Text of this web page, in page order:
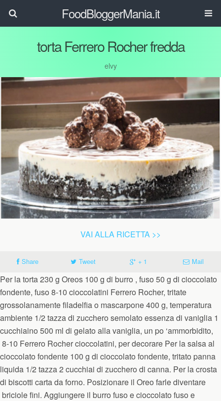
FoodBloggerMania.it
torta Ferrero Rocher fredda
elvy
VAI ALLA RICETTA >>
Share Tweet + 1 Mail
Per la torta 230 g Oreos 100 g di burro , fuso 50 g di cioccolato
fondente, fuso 8-10 cioccolatini Ferrero Rocher, tritate
grossolanamente filadelfia o mascarpone 400 g, temperatura
ambiente 1/2 tazza di zucchero semolato essenza di vaniglia 1
cucchiaino 500 ml di gelato alla vaniglia, un po ‘ammorbidito,
8-10 Ferrero Rocher cioccolatini, per decorare Per la salsa al
cioccolato fondente 100 g di cioccolato fondente, tritato panna
liquida 1/2 tazza 2 cucchiai di zucchero di canna. Per la crosta
di biscotti carta da forno. Posizionare il Oreo farle diventare
briciole fini. Aggiungere il burro fuso e cioccolato fuso e